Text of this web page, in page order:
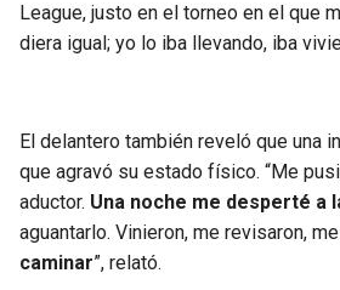
League, justo en el torneo en el que
diera igual; yo lo iba llevando, iba
El delantero también reveló que una
que agravó su estado físico. “Me
aductor. Una noche me desperté a
aguantarlo. Vinieron, me revisaron,
caminar”, relató.